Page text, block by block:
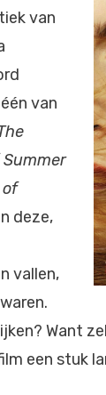
van
van
of
deze,
vallen,
Want
een stuk